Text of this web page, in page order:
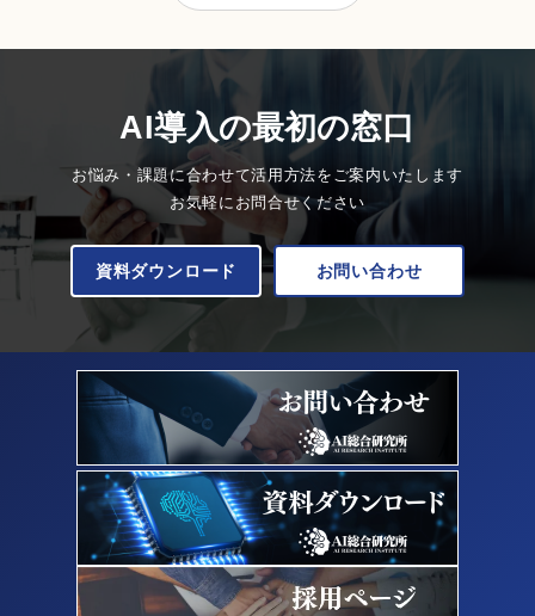
AI導入の最初の窓口
お悩み・課題に合わせて活用方法をご案内いたします
お気軽にお問合せください
資料ダウンロード お問い合わせ